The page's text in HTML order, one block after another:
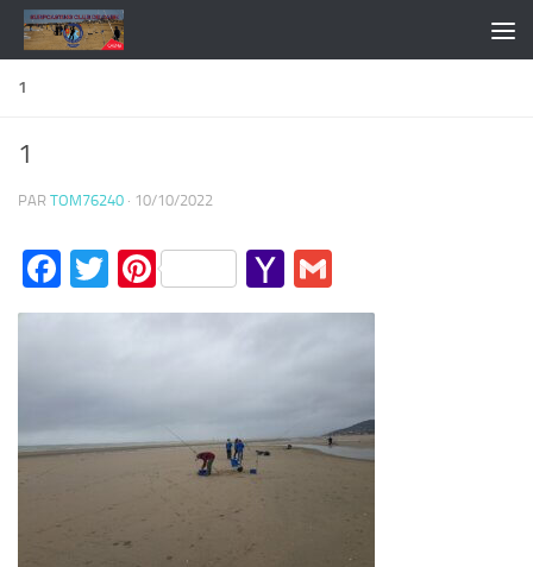
Skip to content
1
1
PAR TOM76240 · 10/10/2022
Facebook
TwitterPinterestYahoo
Mail